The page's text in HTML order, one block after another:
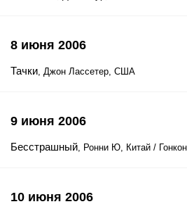
8 июня 2006
Тачки, Джон Лассетер, США
9 июня 2006
Бесстрашный, Ронни Ю, Китай /
10 июня 2006